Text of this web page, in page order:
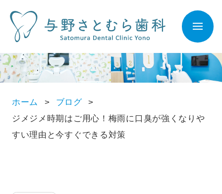
ホーム
ブログ
ジメジメ時期はご用心！梅雨に口臭が強くなりや
すい理由と今すぐできる対策